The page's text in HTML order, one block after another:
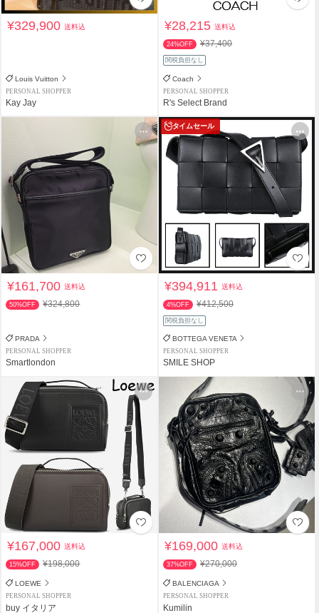
¥329,900送料込
Louis Vuitton
PERSONAL SHOPPER
Kay Jay
¥28,215送料込
24%OFF ¥37,400
関税負担なし
Coach
PERSONAL SHOPPER
R's Select Brand
¥161,700送料込
50%OFF ¥324,800
PRADA
PERSONAL SHOPPER
Smartlondon
タイムセール
¥394,911送料込
4%OFF ¥412,500
関税負担なし
BOTTEGA VENETA
PERSONAL SHOPPER
SMILE SHOP
¥167,000送料込
15%OFF ¥198,000
LOEWE
PERSONAL SHOPPER
buy イタリア
¥169,000送料込
37%OFF ¥270,000
BALENCIAGA
PERSONAL SHOPPER
Kumilin